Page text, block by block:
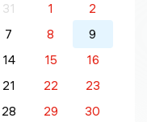
31 1
2
7 8
9
14 15
16
21 22
23
28 29
30